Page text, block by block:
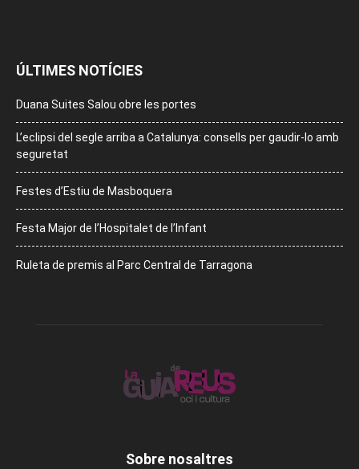
ÚLTIMES NOTÍCIES
Duana Suites Salou obre les portes
L’eclipsi del segle arriba a Catalunya: consells per gaudir-lo amb
seguretat
Festes d’Estiu de Masboquera
Festa Major de l’Hospitalet de l’Infant
Ruleta de premis al Parc Central de Tarragona
Sobre nosaltres